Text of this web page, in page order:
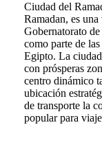
Ciudad del
Ramadan, es
Gobernatorato
como parte de
Egipto. La
con prósperas
centro dinámico
ubicación
de transporte la
popular para